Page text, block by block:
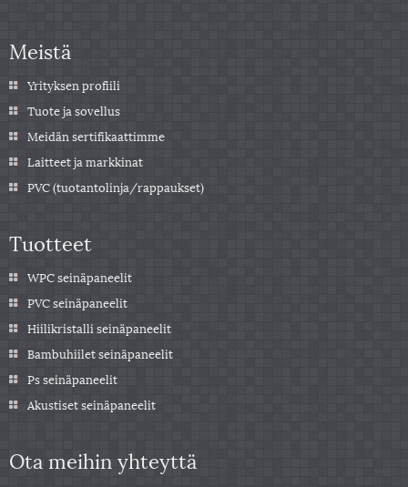
Meistä
Yrityksen profiili
Tuote ja sovellus
Meidän sertifikaattimme
Laitteet ja markkinat
PVC (tuotantolinja/rappaukset)
Tuotteet
WPC seinäpaneelit
PVC seinäpaneelit
Hiilikristalli seinäpaneelit
Bambuhiilet seinäpaneelit
Ps seinäpaneelit
Akustiset seinäpaneelit
Ota meihin yhteyttä